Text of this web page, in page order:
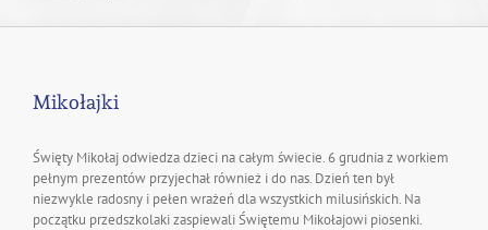
Mikołajki
Święty Mikołaj odwiedza dzieci na całym świecie. 6 grudnia z workiem
pełnym prezentów przyjechał również i do nas. Dzień ten był
niezwykle radosny i pełen wrażeń dla wszystkich milusińskich. Na
początku przedszkolaki zaspiewali Świętemu Mikołajowi piosenki.